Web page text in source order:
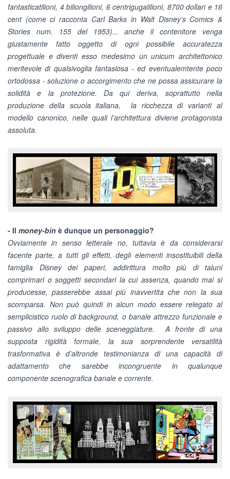
fantasticatilioni, 4 biliongilioni, 6 centrigugalilioni, 8700 dollari e 16
cent (come ci racconta Carl Barks in Walt Disney’s Comics &
Stories num. 155 del 1953)... anche il contenitore venga
giustamente fatto oggetto di ogni possibile accuratezza
progettuale e diventi esso medesimo un unicum architettonico
meritevole di qualsivoglia fantasiosa - ed eventualemtente poco
ortodossa - soluzione o accorgimento che ne possa assicurare la
solidità e la protezione. Da qui deriva, soprattutto nella
produzione della scuola italiana, la ricchezza di varianti al
modello canonico, nelle quali l’architettura diviene protagonista
assoluta.
- Il money-bin è dunque un personaggio?
Ovviamente in senso letterale no, tuttavia è da considerarsi
facente parte, a tutti gli effetti, degli elementi insostituibili della
famiglia Disney dei paperi, addirittura molto più di taluni
comprimari o soggetti secondari la cui assenza, quando mai si
producesse, passerebbe assai più inavvertita che non la sua
scomparsa. Non può quindi in alcun modo essere relegato al
semplicistico ruolo di background, o banale attrezzo funzionale e
passivo allo sviluppo delle sceneggiature. A fronte di una
supposta rigidità formale, la sua sorprendente versatilità
trasformativa è d’altronde testimonianza di una capacità di
adattamento che sarebbe incongruente in qualunque
componente scenografica banale e corrente.